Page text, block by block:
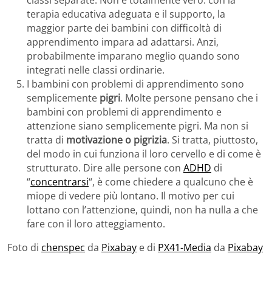
terapia educativa adeguata e il supporto, la
maggior parte dei bambini con difficoltà di
apprendimento impara ad adattarsi. Anzi,
probabilmente imparano meglio quando sono
integrati nelle classi ordinarie.
I bambini con problemi di apprendimento sono
semplicemente pigri. Molte persone pensano che i
bambini con problemi di apprendimento e
attenzione siano semplicemente pigri. Ma non si
tratta di motivazione o pigrizia. Si tratta, piuttosto,
del modo in cui funziona il loro cervello e di come è
strutturato. Dire alle persone con ADHD di
“concentrarsi“, è come chiedere a qualcuno che è
miope di vedere più lontano. Il motivo per cui
lottano con l’attenzione, quindi, non ha nulla a che
fare con il loro atteggiamento.
Foto di chenspec da Pixabay e di PX41-Media da Pixabay